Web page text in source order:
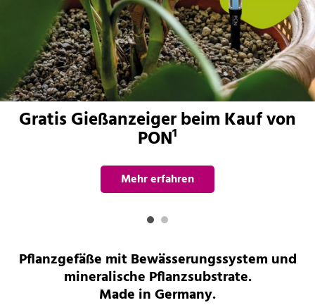
Gratis Gießanzeiger beim Kauf von
PON¹
Mehr erfahren
Pflanzgefäße mit Bewässerungssystem und
mineralische Pflanzsubstrate.
Made in Germany.